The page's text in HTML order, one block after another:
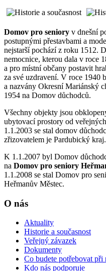
Domov pro seniory v dnešní
postupnými přestavbami a
nejstarší pochází z roku 1512.
nemocnice, kterou dala v roce
a pro místní občany postavit
za své uzdravení. V roce 1940
a nazvány Okresní Mariánský
1954 na Domov důchodců.
Všechny objekty jsou
ubytovací prostory od
1.1.2003 se stal domov
zřizovatelem je Pardubický kraj.
K 1.1.2007 byl Domov
na Domov pro seniory
1.1.2008 se stal Domov pro
Heřmanův Městec.
O nás
Aktuality
Historie a současnost
Veřejný závazek
Dokumenty
Co budete potřebovat při
Kdo nás podporuje